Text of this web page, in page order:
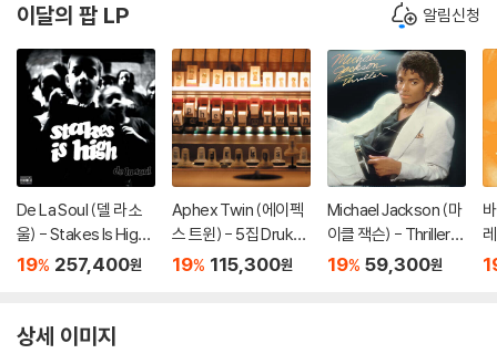
이달의 팝 LP 알림신청
De La Soul (델 라 소
울) - Stakes Is High
[컬러 4LP]
19% 257,400원
Aphex Twin (에이펙
스 트윈) - 5집 Drukqs
[4LP]
19% 115,300원
Michael Jackson (마
이클 잭슨) - Thriller
[레드 앤 블랙 마블 LP]
19% 59,300원
상세 이미지